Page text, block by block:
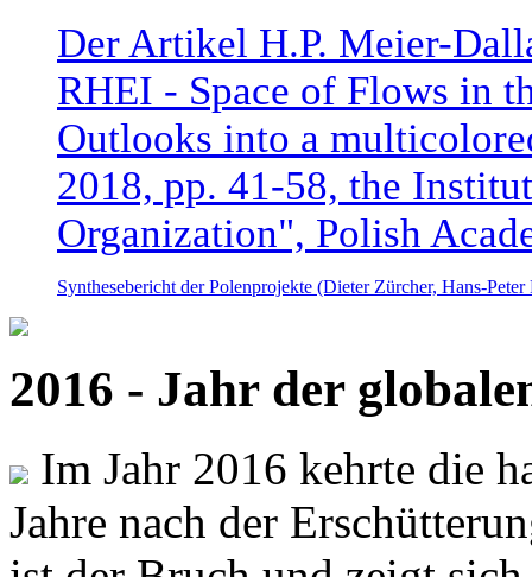
Der Artikel H.P. Meier-
RHEI - Space of Flows in
Outlooks into a
2018, pp. 41-58, the
Organization", Polish
Synthesebericht der Polenprojekte (Dieter Zürcher, Hans-
2016 - Jahr der
Im Jahr 2016 kehrte die
Jahre nach der